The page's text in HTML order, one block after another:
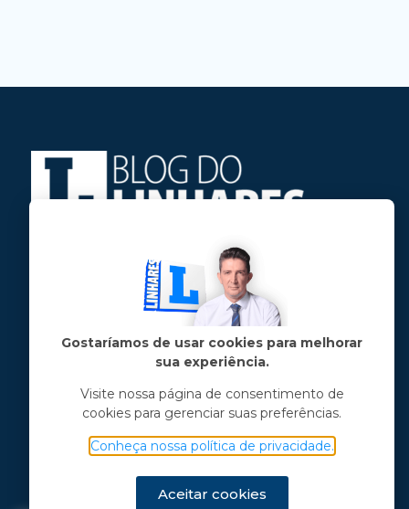
Jose Linhares Jr é maranhense.
Formado em Jornalismo, estudou filosofia
e tem pós-graduações em ciência política
e marketing político.
Menu principal
Notícias
Opinião
Chama o Linhares
Gostaríamos de usar cookies para melhorar
sua experiência.
Visite nossa página de consentimento de
cookies para gerenciar suas preferências.
Conheça nossa política de privacidade.
Aceitar cookies